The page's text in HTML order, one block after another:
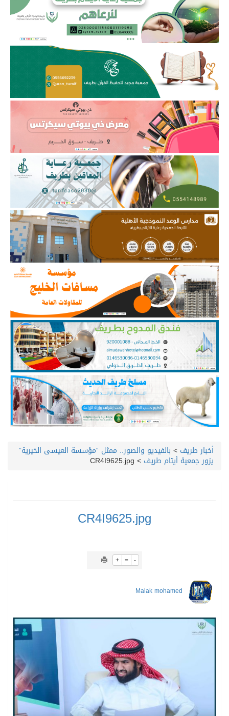
أخبار طريف > بالفيديو والصور.. ممثل “مؤسسة العيسى الخيرية”
يزور جمعية أيتام طريف >
CR4I9625.jpg
CR4I9625.jpg
+ = -
Malak mohamed